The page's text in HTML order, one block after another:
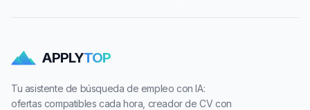
APPLYTOP
Tu asistente de búsqueda de empleo con IA:
ofertas compatibles cada hora, creador de CV con